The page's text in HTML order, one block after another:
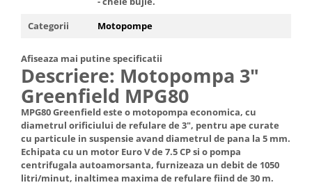
Categorii
Motopompe
Afiseaza mai putine specificatii
Descriere: Motopompa 3"
Greenfield MPG80
MPG80 Greenfield este o motopompa economica, cu
diametrul orificiului de refulare de 3", pentru ape curate
cu particule in suspensie avand diametrul de pana la 5 mm.
Echipata cu un motor Euro V de 7.5 CP si o pompa
centrifugala autoamorsanta, furnizeaza un debit de 1050
litri/minut, inaltimea maxima de refulare fiind de 30 m.